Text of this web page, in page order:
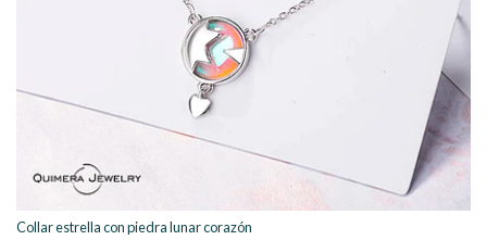
Collar estrella con piedra lunar corazón